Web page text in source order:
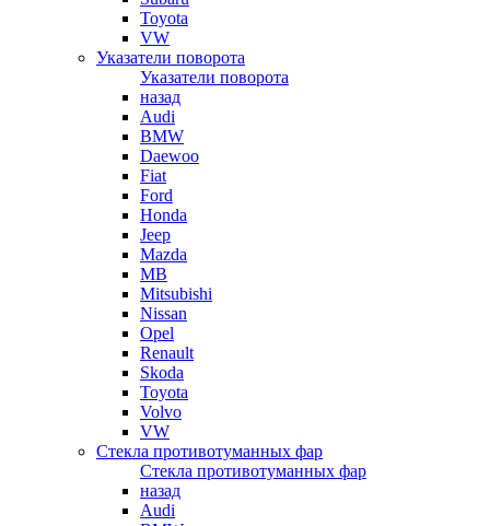
Toyota
VW
Указатели поворота
Указатели поворота
назад
Audi
BMW
Daewoo
Fiat
Ford
Honda
Jeep
Mazda
MB
Mitsubishi
Nissan
Opel
Renault
Skoda
Toyota
Volvo
VW
Стекла противотуманных фар
Стекла противотуманных фар
назад
Audi